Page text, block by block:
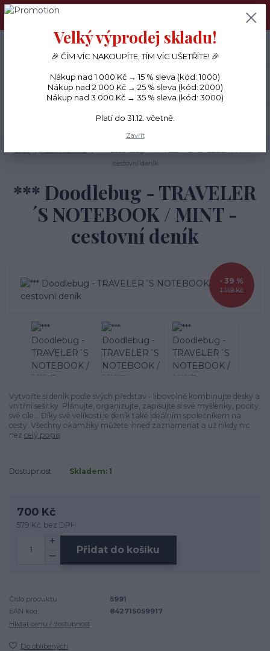
PŘÁNÍČKA a PAPÍROVÉ DÁRKY odesílám každý den, KREATIVNÍ
Menu
CZK
+420 734 380 930
(Po-Ne, 8-20 hod.)
cestovní deník
*** Doodlebug - TRAVELER
´S NOTEBOOK / MINT -
cestovní deník
1 149 Kč
- 39 %
Vytvořte si deník podle svých představ - libovolně kombinujte desky a
vnitřní sešitky. Plánujte, organizujte, zapisujte si své myšlenky, pocity,
své cíle... Díky své velikosti je deník také ideálním společníkem na
cesty. Všechny okamžiky můžete ihned zaznamenat a už nikdy nic
nez celý popis
Dostupnost Skladem: 1
700 Kč
579 Kč bez DPH
Přidat do košíku
Číslo produktu:
5991
EAN kód:
842715059917
Hlídat cenu / dostupnost
Do oblíbených
Velký výprodej skladu!
🎉 ČÍM VÍC NAKOUPÍTE, TÍM VÍC UŠETŘÍTE! 🎉
Nákup nad 1 000 Kč → 15 % sleva (kód: 1000)
Nákup nad 2 000 Kč → 25 % sleva (kód: 2000)
Nákup nad 3 000 Kč → 35 % sleva (kód: 3000)
Platí do 31.12. včetně.
Zavřít